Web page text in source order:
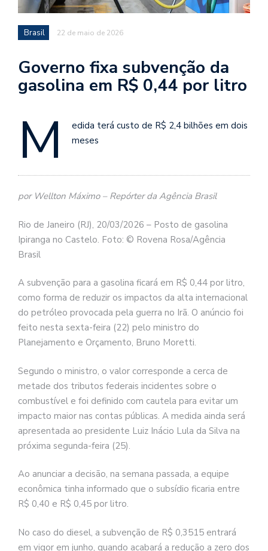
Brasil 22 de maio de 2026
Governo fixa subvenção da
gasolina em R$ 0,44 por litro
M
edida terá custo de R$ 2,4 bilhões em dois
meses
por Wellton Máximo – Repórter da Agência Brasil
Rio de Janeiro (RJ), 20/03/2026 – Posto de gasolina
Ipiranga no Castelo. Foto: © Rovena Rosa/Agência
Brasil
A subvenção para a gasolina ficará em R$ 0,44 por litro,
como forma de reduzir os impactos da alta internacional
do petróleo provocada pela guerra no Irã. O anúncio foi
feito nesta sexta-feira (22) pelo ministro do
Planejamento e Orçamento, Bruno Moretti.
Segundo o ministro, o valor corresponde a cerca de
metade dos tributos federais incidentes sobre o
combustível e foi definido com cautela para evitar um
impacto maior nas contas públicas. A medida ainda será
apresentada ao presidente Luiz Inácio Lula da Silva na
próxima segunda-feira (25).
Ao anunciar a decisão, na semana passada, a equipe
econômica tinha informado que o subsídio ficaria entre
R$ 0,40 e R$ 0,45 por litro.
No caso do diesel, a subvenção de R$ 0,3515 entrará
em vigor em junho, quando acabará a redução a zero dos